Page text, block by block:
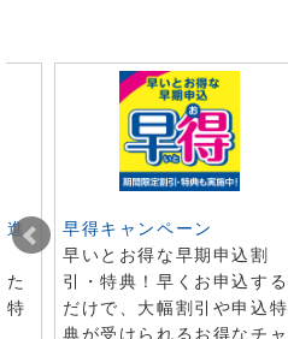
進
特
早得キャンペーン
早いとお得な早期申込割
引・特典！早くお申込する
だけで、大幅割引や申込特
典が受けられるお得なチャ